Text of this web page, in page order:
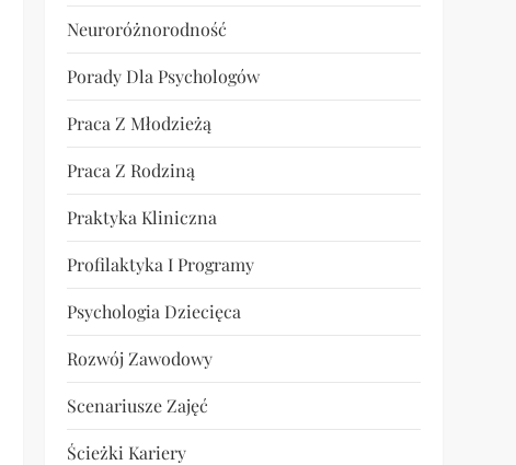
Neuroróżnorodność
Porady Dla Psychologów
Praca Z Młodzieżą
Praca Z Rodziną
Praktyka Kliniczna
Profilaktyka I Programy
Psychologia Dziecięca
Rozwój Zawodowy
Scenariusze Zajęć
Ścieżki Kariery